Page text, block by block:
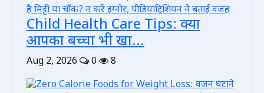
Child Health Care Tips: क्या
आपका बच्चा भी खा...
Aug 2, 2026 0 8